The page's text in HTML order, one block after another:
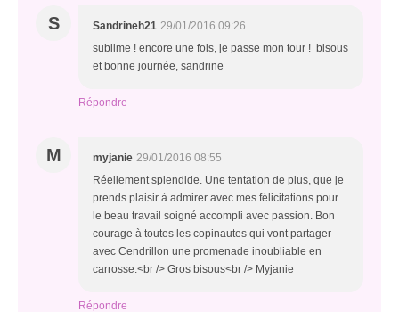
S Sandrineh21 29/01/2016 09:26
sublime ! encore une fois, je passe mon tour ! bisous
et bonne journée, sandrine
Répondre
M myjanie 29/01/2016 08:55
Réellement splendide. Une tentation de plus, que je
prends plaisir à admirer avec mes félicitations pour
le beau travail soigné accompli avec passion. Bon
courage à toutes les copinautes qui vont partager
avec Cendrillon une promenade inoubliable en
carrosse.<br /> Gros bisous<br /> Myjanie
Répondre